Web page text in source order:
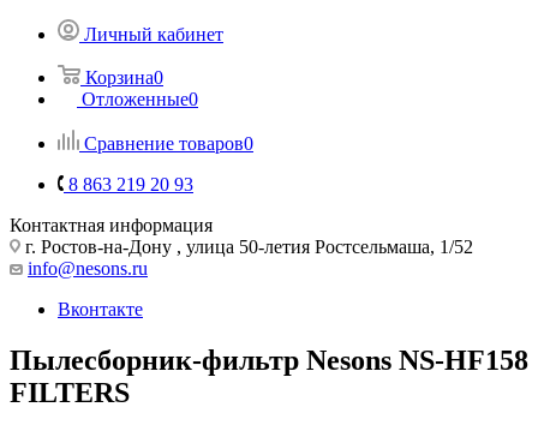
Личный кабинет
Корзина0
Отложенные0
Сравнение товаров0
8 863 219 20 93
Контактная информация
г. Ростов-на-Дону , улица 50-летия Ростсельмаша, 1/52
info@nesons.ru
Вконтакте
Пылесборник-фильтр Nesons NS-HF158
FILTERS